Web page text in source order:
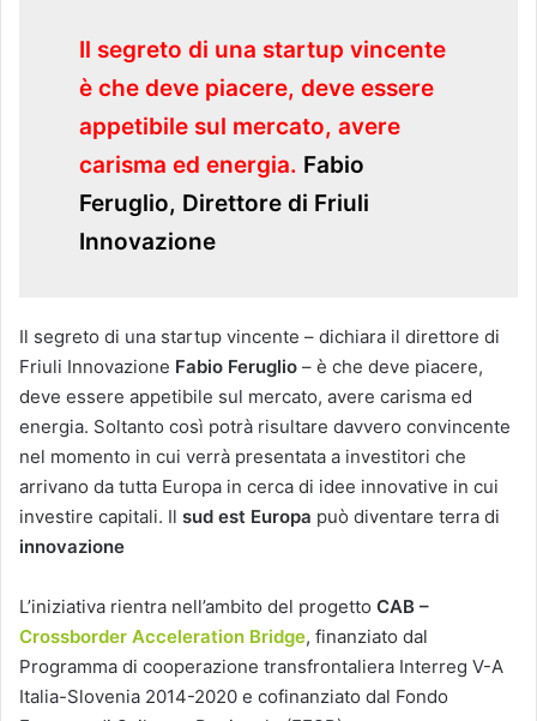
Il segreto di una startup vincente
è che deve piacere, deve essere
appetibile sul mercato, avere
carisma ed energia. Fabio
Feruglio, Direttore di Friuli
Innovazione
Il segreto di una startup vincente – dichiara il direttore di
Friuli Innovazione Fabio Feruglio – è che deve piacere,
deve essere appetibile sul mercato, avere carisma ed
energia. Soltanto così potrà risultare davvero convincente
nel momento in cui verrà presentata a investitori che
arrivano da tutta Europa in cerca di idee innovative in cui
investire capitali. Il sud est Europa può diventare terra di
innovazione
L’iniziativa rientra nell’ambito del progetto CAB –
Crossborder Acceleration Bridge, finanziato dal
Programma di cooperazione transfrontaliera Interreg V-A
Italia-Slovenia 2014-2020 e cofinanziato dal Fondo